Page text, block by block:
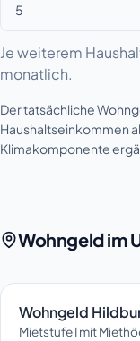
5
Je weiterem
monatlich.
Der tatsächliche
Haushaltseinkommen
Klimakomponente
Wohngeld im
Wohngeld
Mietstufe I mit